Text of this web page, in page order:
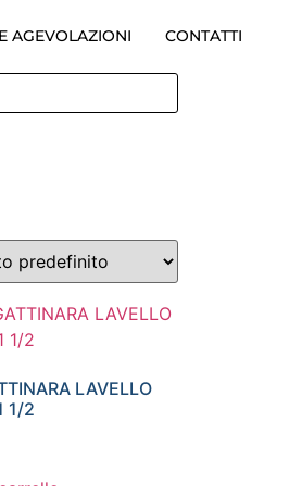
AGEVOLAZIONI CONTATTI
LAVELLO
1/2